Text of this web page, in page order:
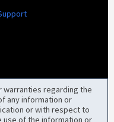
regarding the
any information or
or with respect to